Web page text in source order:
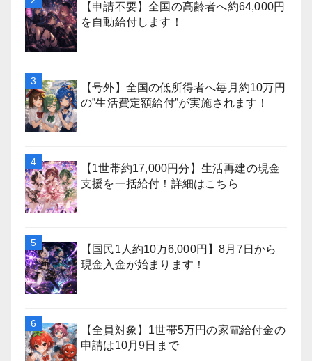
【申請不要】全国の高齢者へ約64,000円
を自動給付します！
【号外】全国の低所得者へ毎月約10万円
の”生活費定額給付”が実施されます！
【1世帯約17,000円分】生活再建の現金
支援を一括給付！詳細はこちら
【国民1人約10万6,000円】8月7日から
現金入金が始まります！
【全員対象】1世帯5万円の家電給付金の
申請は10月9日まで